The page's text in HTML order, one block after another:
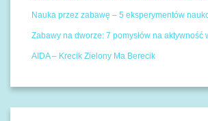
Nauka przez zabawę – 5 eksperymentów
Zabawy na dworze: 7 pomysłów na aktywność
AIDA – Krecik Zielony Ma Berecik